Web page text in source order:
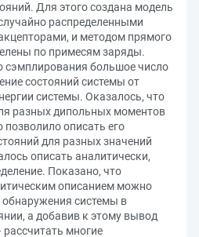
Для этого создана модель
распределенными
и методом прямого
по примесям заряды.
сэмплирования большое число
состояний системы от
системы. Оказалось, что
разных дипольных моментов
описать его
для разных значений
описать аналитически,
Показано, что
описанием можно
обнаружения системы в
а добавив к этому вывод
многие